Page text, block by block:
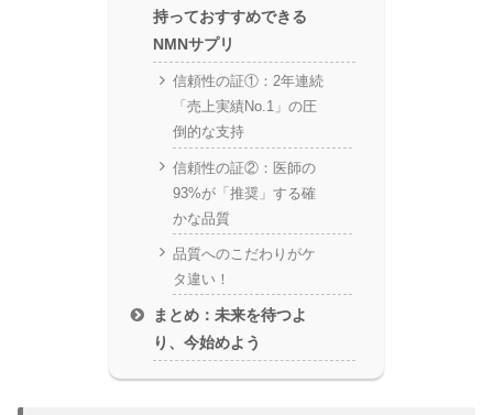
持っておすすめできる
NMNサプリ
信頼性の証①：2年連続
「売上実績No.1」の圧
倒的な支持
信頼性の証②：医師の
93%が「推奨」する確
かな品質
品質へのこだわりがケ
タ違い！
まとめ：未来を待つよ
り、今始めよう